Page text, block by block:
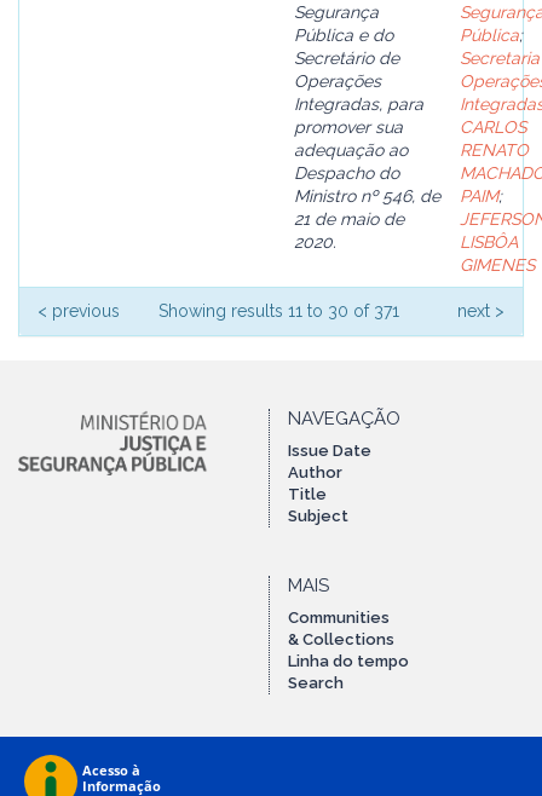
Segurança
Pública e do
Secretário de
Operações
Integradas, para
promover sua
adequação ao
Despacho do
Ministro nº 546, de
21 de maio de
2020.
Pública;
CARLOS
RENATO
PAIM;
LISBÔA
GIMENES
Showing results 11 to 30 of 371
< previous next >
NAVEGAÇÃO
Issue Date
Author
Title
Subject
MAIS
Communities
& Collections
Linha do tempo
Search